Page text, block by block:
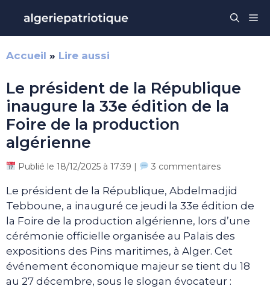
contenu
Accueil » Lire aussi
Le président de la République
inaugure la 33e édition de la
Foire de la production
algérienne
Publié le 18/12/2025 à 17:39 | 3 commentaires
Le président de la République, Abdelmadjid
Tebboune, a inauguré ce jeudi la 33e édition de
la Foire de la production algérienne, lors d’une
cérémonie officielle organisée au Palais des
expositions des Pins maritimes, à Alger. Cet
événement économique majeur se tient du 18
au 27 décembre, sous le slogan évocateur :